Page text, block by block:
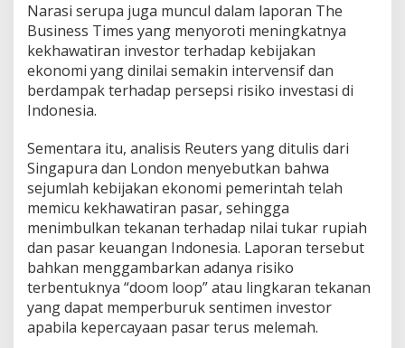
A
H
K
A
N
K
E
R
C
A
Y
A
A
N
A
N
G
Narasi serupa juga muncul dalam laporan The
Business Times yang menyoroti meningkatnya
kekhawatiran investor terhadap kebijakan
ekonomi yang dinilai semakin intervensif dan
berdampak terhadap persepsi risiko investasi di
Indonesia.
Sementara itu, analisis Reuters yang ditulis dari
Singapura dan London menyebutkan bahwa
sejumlah kebijakan ekonomi pemerintah telah
memicu kekhawatiran pasar, sehingga
menimbulkan tekanan terhadap nilai tukar rupiah
dan pasar keuangan Indonesia. Laporan tersebut
bahkan menggambarkan adanya risiko
terbentuknya “doom loop” atau lingkaran tekanan
yang dapat memperburuk sentimen investor
apabila kepercayaan pasar terus melemah.